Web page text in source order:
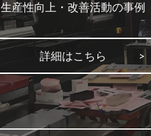
生産性向上・改善活動の事例
詳細はこちら